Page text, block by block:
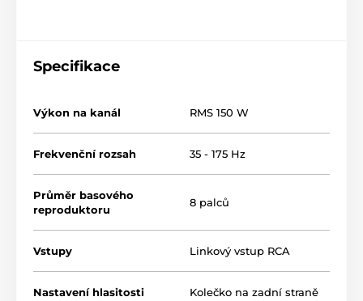
Specifikace
Výkon na kanál RMS 150 W
Frekvenční rozsah 35 - 175 Hz
Průměr basového
reproduktoru
8 palců
Vstupy Linkový vstup RCA
Nastavení hlasitosti Kolečko na zadní straně